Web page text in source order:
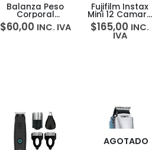
Balanza Peso
Corporal
Inteligente
Xiaomi Mi Body
$60,00 INC. IVA
Fujifilm Instax
Mini 12 Camara
Instantanea
Imprime Fotos
Holiday Bundle
$165,00 INC.
IVA
AGOTADO